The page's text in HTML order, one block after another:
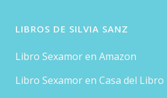
LIBROS DE SILVIA SANZ
Libro Sexamor en Amazon
Libro Sexamor en Casa del Libro